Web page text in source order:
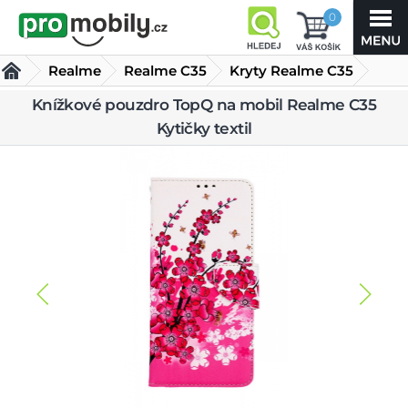
0
Realme Realme C35 Kryty Realme C35
Knížkové pouzdro TopQ na mobil Realme C35 Kytičky
textil
Knížkové pouzdro TopQ na mobil Realme C35
Kytičky textil